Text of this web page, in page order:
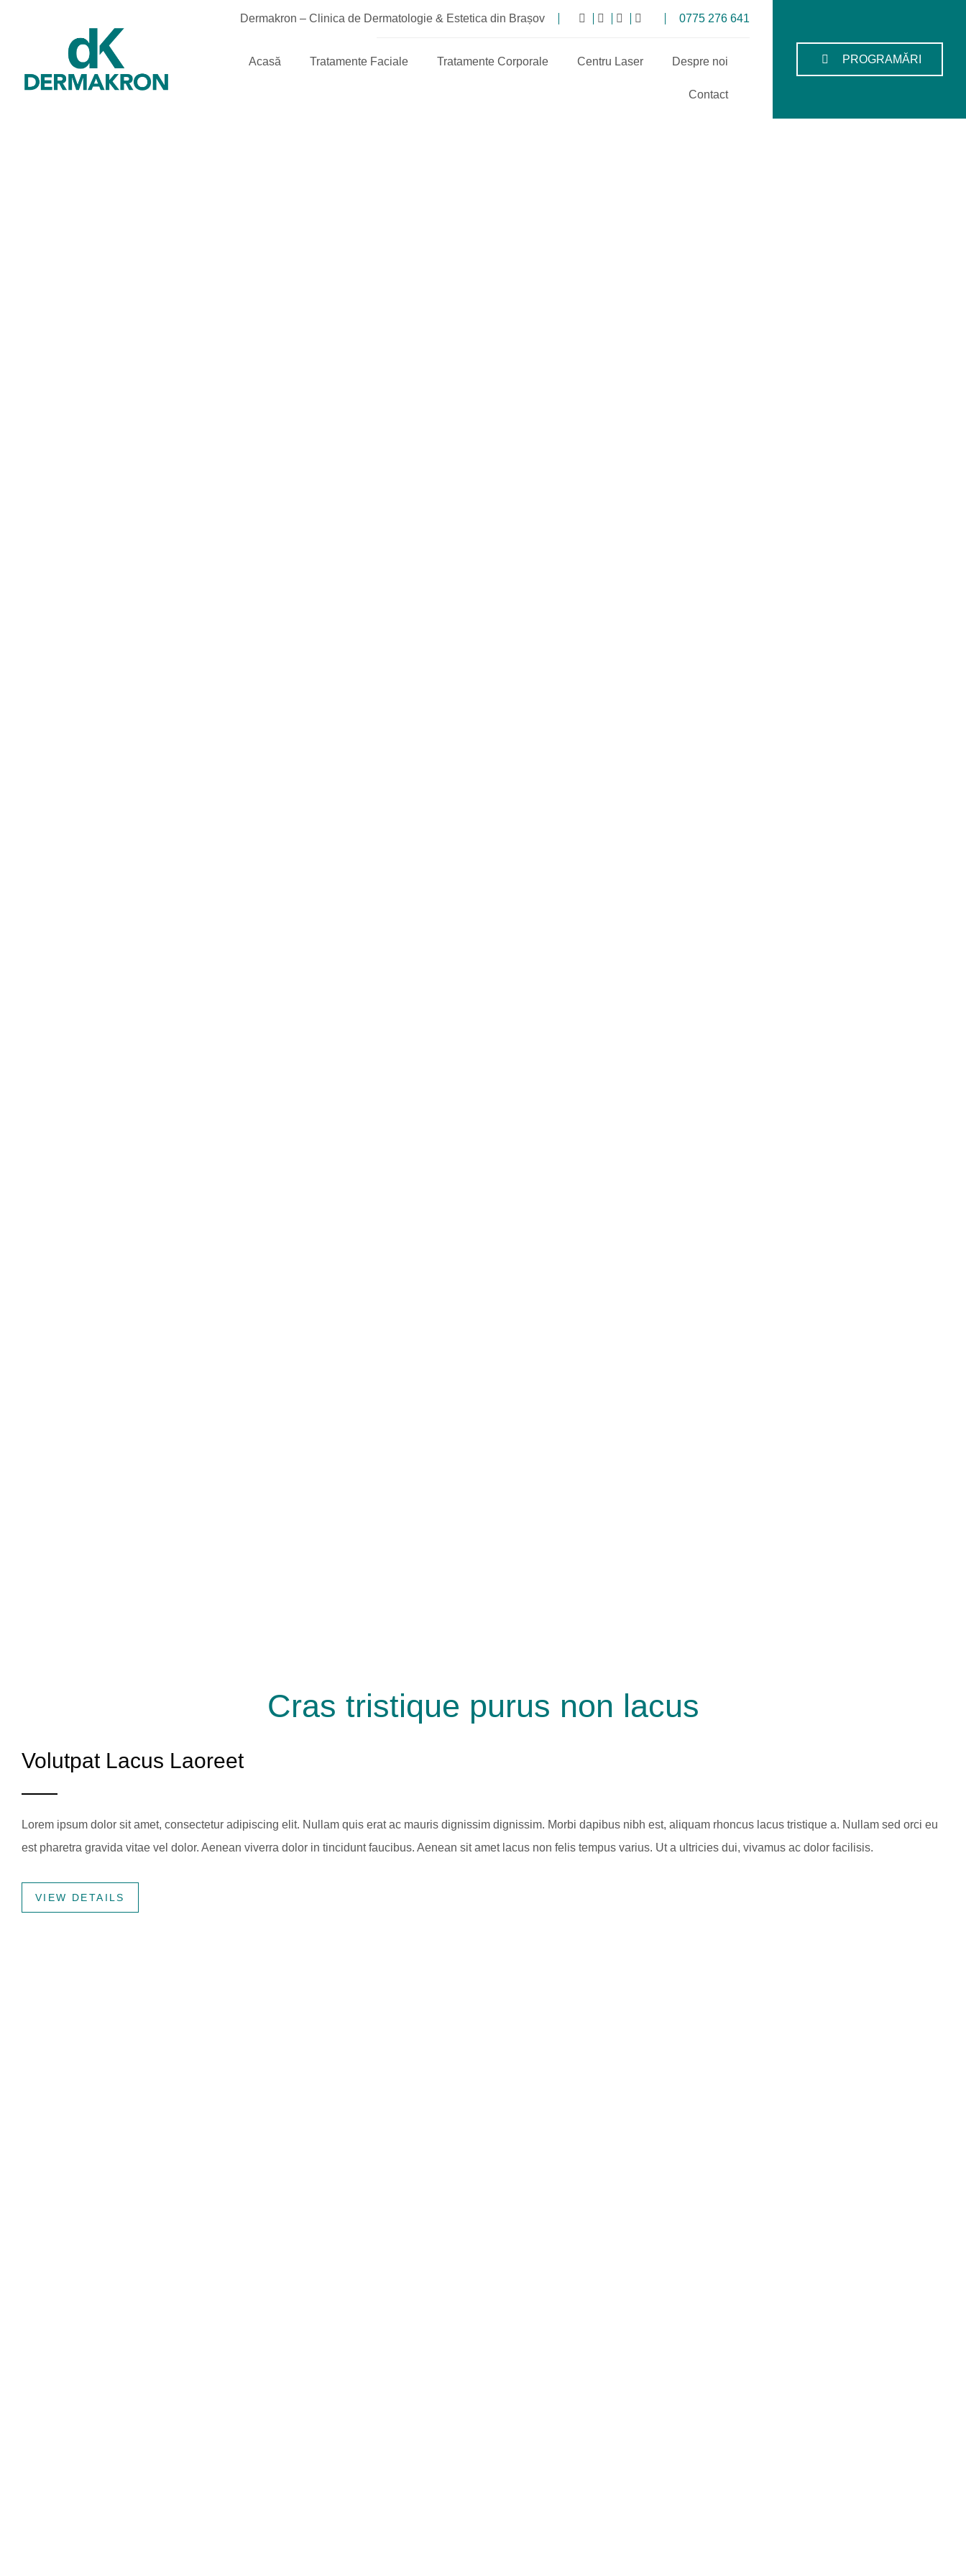
Dermakron – Clinica de Dermatologie & Estetica din Brașov 0775 276 641
Acasă Tratamente Faciale Tratamente Corporale Centru Laser Despre noi
Contact
PROGRAMĂRI
Cras tristique purus non lacus
Volutpat Lacus Laoreet
Lorem ipsum dolor sit amet, consectetur adipiscing elit. Nullam quis erat ac mauris dignissim dignissim. Morbi dapibus nibh est, aliquam rhoncus lacus tristique a. Nullam sed orci eu
est pharetra gravida vitae vel dolor. Aenean viverra dolor in tincidunt faucibus. Aenean sit amet lacus non felis tempus varius. Ut a ultricies dui, vivamus ac dolor facilisis.
VIEW DETAILS